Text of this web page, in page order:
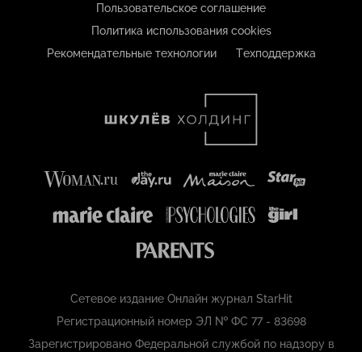
Пользовательское соглашение
Политика использования cookies
Рекомендательные технологии
Техподдержка
Сетевое издание Онлайн журнал StarHit
Регистрационный номер ЭЛ № ФС 77 - 83698
Зарегистрировано Федеральной службой по надзору в